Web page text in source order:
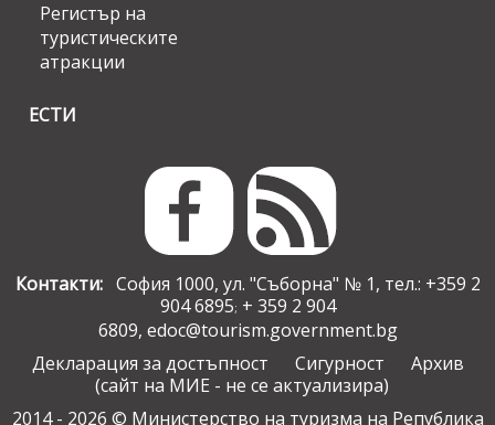
Регистър на
туристическите
атракции
ЕСТИ
Контакти:София 1000, ул. "Съборна" № 1, тел.: +359 2
904 6895; + 359 2 904
6809, edoc@tourism.government.bg
Декларация за достъпност
Сигурност
Архив
(сайт на МИЕ - не се актуализира)
2014 - 2026 © Министерство на туризма на Република